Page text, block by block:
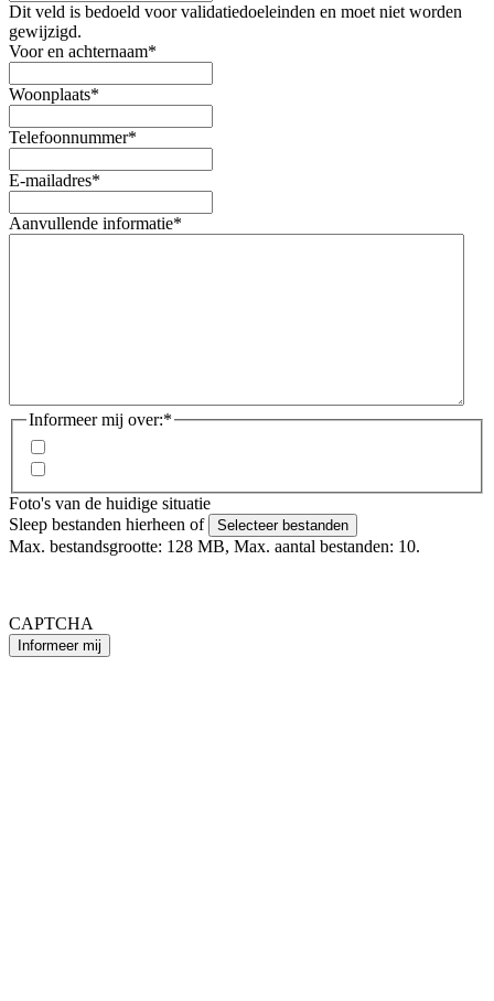
Dit veld is bedoeld voor validatiedoeleinden en moet niet worden
gewijzigd.
Voor en achternaam*
Woonplaats*
Telefoonnummer*
E-mailadres*
Aanvullende informatie*
Informeer mij over:*
Foto's van de huidige situatie
Sleep bestanden hierheen of
Selecteer bestanden
Max. bestandsgrootte: 128 MB, Max. aantal bestanden: 10.
CAPTCHA